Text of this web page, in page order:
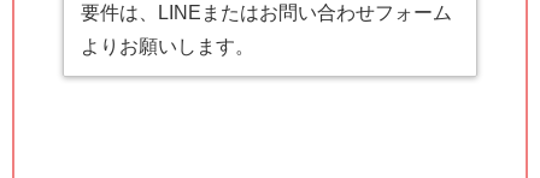
要件は、LINEまたはお問い合わせフォーム
よりお願いします。